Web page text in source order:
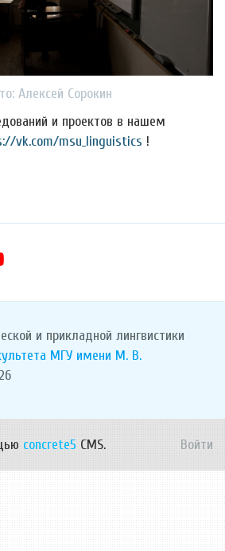
Алексей Сорокин
и проектов в нашем
vk.com/msu_linguistics !
и прикладной лингвистики
МГУ имени М. В.
concrete5 CMS. Войти